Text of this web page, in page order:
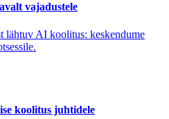
vajadustele
lähtuv AI koolitus: keskendume
koolitus juhtidele